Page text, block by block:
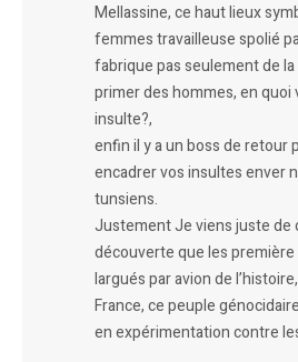
Mellassine, ce haut lieux
femmes travailleuse spolié
fabrique pas seulement de
primer des hommes, en quoi
insulte?,
enfin il y a un boss de retour
encadrer vos insultes enver
tunsiens.
Justement Je viens juste de
découverte que les
largués par avion de
France, ce peuple
en expérimentation contre